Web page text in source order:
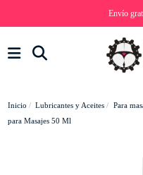
Envío
Inicio Lubricantes y Aceites Para
para Masajes 50 Ml